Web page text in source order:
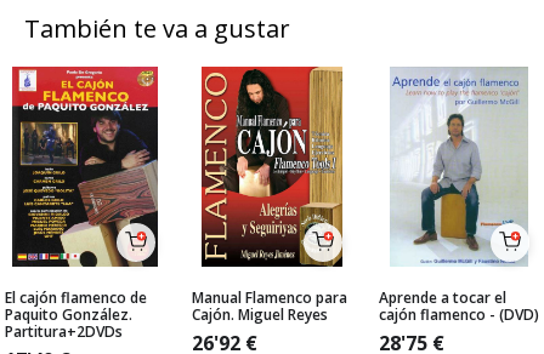
También te va a gustar
El cajón flamenco de
Paquito González.
Partitura+2DVDs
Manual Flamenco para
Cajón. Miguel Reyes
26'92 €
Aprende a tocar el
cajón flamenco - (DVD)
28'75 €